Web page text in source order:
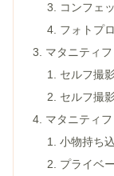
コンフェ
フォトプ
マタニティ
セルフ撮
セルフ撮
マタニティ
小物持ち
プライベ